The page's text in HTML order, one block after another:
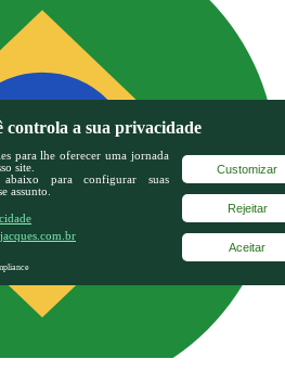
controla a sua privacidade
para lhe oferecer uma jornada
site.
para configurar suas
assunto.
Customizar
Rejeitar
Aceitar